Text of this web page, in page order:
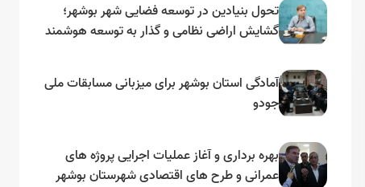
تحول بنیادین در توسعه فضایی شهر بوشهر؛
گشایش اراضی نظامی و گذار به توسعه هوشمند
آمادگی استان بوشهر برای میزبانی مسابقات ملی
جودو
بهره برداری و آغاز عملیات اجرایی پروژه های
عمرانی و طرح های اقتصادی شهرستان بوشهر